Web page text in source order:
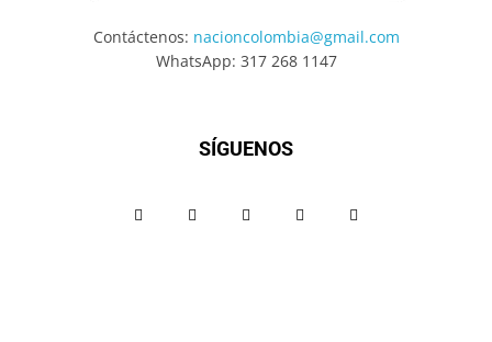
Contáctenos: nacioncolombia@gmail.com
WhatsApp: 317 268 1147
SÍGUENOS